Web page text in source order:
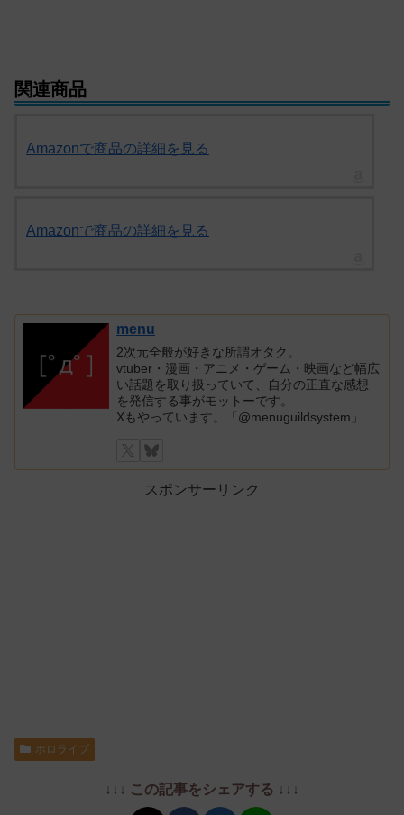
関連商品
Amazonで商品の詳細を見る
Amazonで商品の詳細を見る
menu
2次元全般が好きな所謂オタク。
vtuber・漫画・アニメ・ゲーム・映画など幅広
い話題を取り扱っていて、自分の正直な感想
を発信する事がモットーです。
Xもやっています。「@menuguildsystem」
スポンサーリンク
ホロライブ
↓↓↓ この記事をシェアする ↓↓↓